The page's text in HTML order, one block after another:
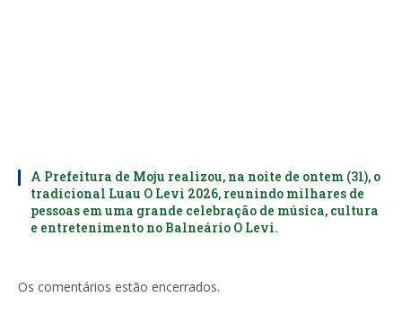
A Prefeitura de Moju realizou, na noite de ontem (31), o
tradicional Luau O Levi 2026, reunindo milhares de
pessoas em uma grande celebração de música, cultura
e entretenimento no Balneário O Levi.
Os comentários estão encerrados.